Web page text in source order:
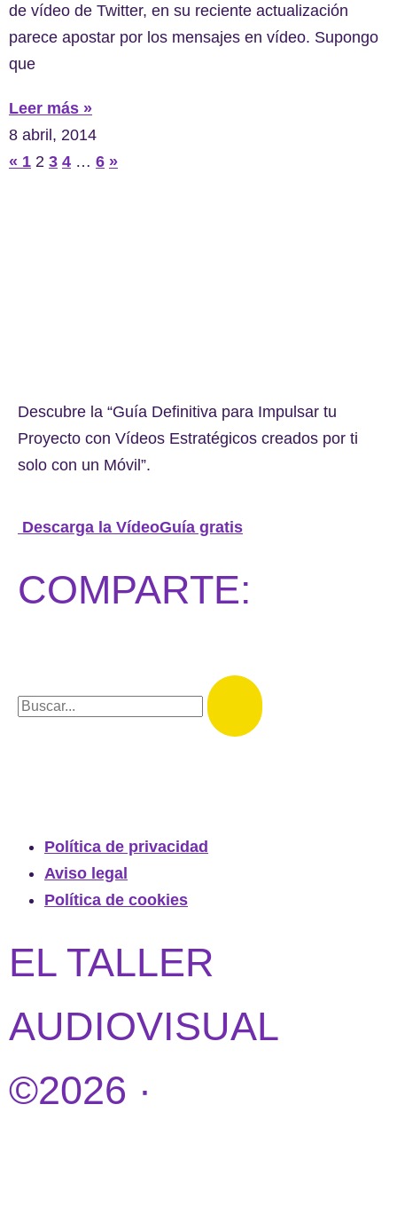
de vídeo de Twitter, en su reciente actualización
parece apostar por los mensajes en vídeo. Supongo
que
Leer más »
8 abril, 2014
« 1 2 3 4 … 6 »
Descubre la “Guía Definitiva para Impulsar tu
Proyecto con Vídeos Estratégicos creados por ti
solo con un Móvil”.
Descarga la VídeoGuía gratis
COMPARTE:
Política de privacidad
Aviso legal
Política de cookies
EL TALLER
AUDIOVISUAL
©2026 ·